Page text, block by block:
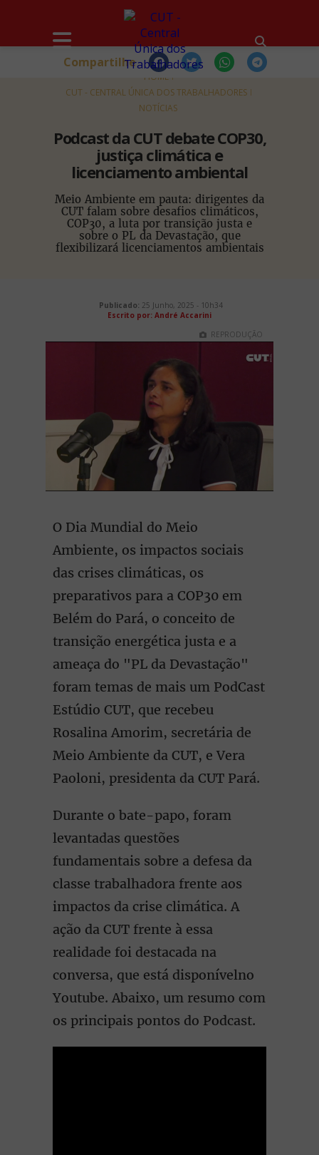
HOME
CUT - CENTRAL ÚNICA DOS TRABALHADORES
NOTÍCIAS
Podcast da CUT debate COP30,
justiça climática e
licenciamento ambiental
Meio Ambiente em pauta: dirigentes da
CUT falam sobre desafios climáticos,
COP30, a luta por transição justa e
sobre o PL da Devastação, que
flexibilizará licenciamentos ambientais
Compartilhe
Publicado: 25 Junho, 2025 - 10h34
Escrito por: André Accarini
REPRODUÇÃO
O Dia Mundial do Meio
Ambiente, os impactos sociais
das crises climáticas, os
preparativos para a COP30 em
Belém do Pará, o conceito de
transição energética justa e a
ameaça do "PL da Devastação"
foram temas de mais um PodCast
Estúdio CUT, que recebeu
Rosalina Amorim, secretária de
Meio Ambiente da CUT, e Vera
Paoloni, presidenta da CUT Pará.
Durante o bate-papo, foram
levantadas questões
fundamentais sobre a defesa da
classe trabalhadora frente aos
impactos da crise climática. A
ação da CUT frente à essa
realidade foi destacada na
conversa, que está disponívelno
Youtube. Abaixo, um resumo com
os principais pontos do Podcast.